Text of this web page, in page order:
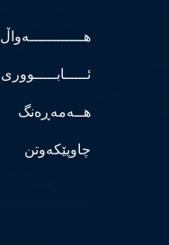
هــــــــــــەواڵ
ئـــــابـــــووری
هــەمەڕەنگ
چاوپێکەوتن